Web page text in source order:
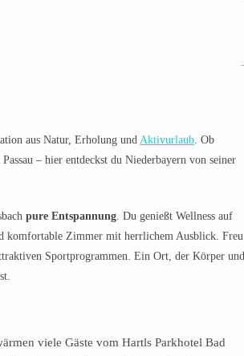
aus Natur, Erholung und Aktivurlaub . Ob
– hier entdeckst du Niederbayern von seiner
pure Entspannung . Du genießt Wellness auf
komfortable Zimmer mit herrlichem Ausblick. Freu
Sportprogrammen. Ein Ort, der Körper und
viele Gäste vom Hartls Parkhotel Bad